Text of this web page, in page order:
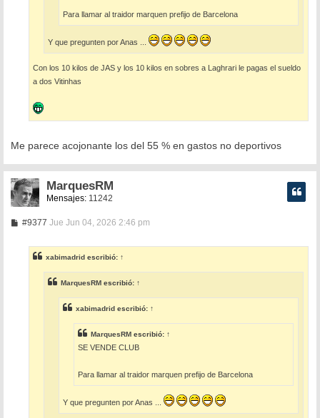
Para llamar al traidor marquen prefijo de Barcelona
Y que pregunten por Anas ...
Con los 10 kilos de JAS y los 10 kilos en sobres a Laghrari le pagas el sueldo
a dos Vitinhas
Me parece acojonante los del 55 % en gastos no deportivos
MarquesRM
Mensajes: 11242
#9377M
a
j
e
Jue Jun 04, 2026 2:46 pm
xabimadrid escribió: ↑
MarquesRM escribió: ↑
xabimadrid escribió: ↑
MarquesRM escribió: ↑
SE VENDE CLUB
Para llamar al traidor marquen prefijo de Barcelona
Y que pregunten por Anas ...